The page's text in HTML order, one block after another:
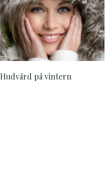
Hudvård på vintern